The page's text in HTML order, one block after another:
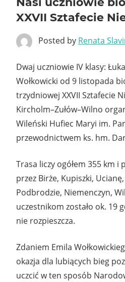
XXVII Sztafecie
Posted by Renata
Dwaj uczniowie IV klasy:
Wołkowicki od 9 listopada
trzydniowej XXVII Sztafecie
Kircholm–Zułów–Wilno
Wileński Hufiec Maryi im.
przewodnictwem ks. hm.
Trasa liczy ogółem 355 km
przez Birże, Kupiszki,
Podbrodzie, Niemenczyn,
uczestnikom zostało ok. 19
nie rozpieszcza.
Zdaniem Emila
okazja dla lubiących bieg
uczcić w ten sposób